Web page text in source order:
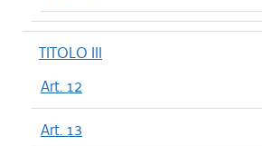
TITOLO III
Art. 12
Art. 13